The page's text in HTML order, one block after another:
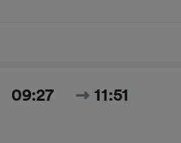
09:27 11:51